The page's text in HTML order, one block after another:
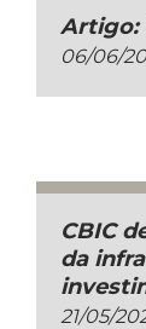
Artigo:
06/06/
CBIC
da
21/05/